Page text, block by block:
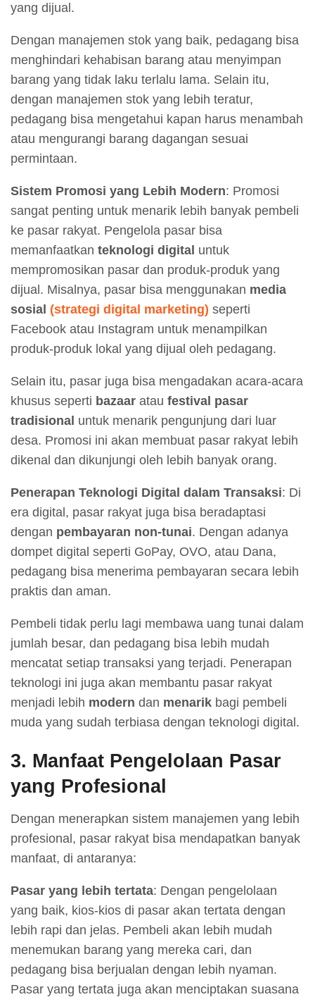
yang dijual.
Dengan manajemen stok yang baik, pedagang bisa
menghindari kehabisan barang atau menyimpan
barang yang tidak laku terlalu lama. Selain itu,
dengan manajemen stok yang lebih teratur,
pedagang bisa mengetahui kapan harus menambah
atau mengurangi barang dagangan sesuai
permintaan.
Sistem Promosi yang Lebih Modern: Promosi
sangat penting untuk menarik lebih banyak pembeli
ke pasar rakyat. Pengelola pasar bisa
memanfaatkan teknologi digital untuk
mempromosikan pasar dan produk-produk yang
dijual. Misalnya, pasar bisa menggunakan media
sosial (strategi digital marketing) seperti
Facebook atau Instagram untuk menampilkan
produk-produk lokal yang dijual oleh pedagang.
Selain itu, pasar juga bisa mengadakan acara-acara
khusus seperti bazaar atau festival pasar
tradisional untuk menarik pengunjung dari luar
desa. Promosi ini akan membuat pasar rakyat lebih
dikenal dan dikunjungi oleh lebih banyak orang.
Penerapan Teknologi Digital dalam Transaksi: Di
era digital, pasar rakyat juga bisa beradaptasi
dengan pembayaran non-tunai. Dengan adanya
dompet digital seperti GoPay, OVO, atau Dana,
pedagang bisa menerima pembayaran secara lebih
praktis dan aman.
Pembeli tidak perlu lagi membawa uang tunai dalam
jumlah besar, dan pedagang bisa lebih mudah
mencatat setiap transaksi yang terjadi. Penerapan
teknologi ini juga akan membantu pasar rakyat
menjadi lebih modern dan menarik bagi pembeli
muda yang sudah terbiasa dengan teknologi digital.
3. Manfaat Pengelolaan Pasar
yang Profesional
Dengan menerapkan sistem manajemen yang lebih
profesional, pasar rakyat bisa mendapatkan banyak
manfaat, di antaranya:
Pasar yang lebih tertata: Dengan pengelolaan
yang baik, kios-kios di pasar akan tertata dengan
lebih rapi dan jelas. Pembeli akan lebih mudah
menemukan barang yang mereka cari, dan
pedagang bisa berjualan dengan lebih nyaman.
Pasar yang tertata juga akan menciptakan suasana